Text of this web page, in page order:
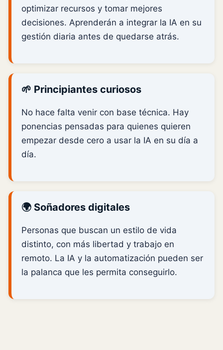
optimizar recursos y tomar mejores
decisiones. Aprenderán a integrar la IA en su
gestión diaria antes de quedarse atrás.
🌱 Principiantes curiosos
No hace falta venir con base técnica. Hay
ponencias pensadas para quienes quieren
empezar desde cero a usar la IA en su día a
día.
🌍 Soñadores digitales
Personas que buscan un estilo de vida
distinto, con más libertad y trabajo en
remoto. La IA y la automatización pueden ser
la palanca que les permita conseguirlo.